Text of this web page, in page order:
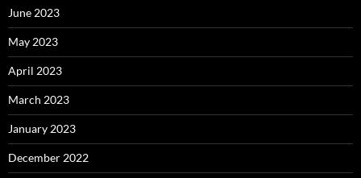
June 2023
May 2023
April 2023
March 2023
January 2023
December 2022